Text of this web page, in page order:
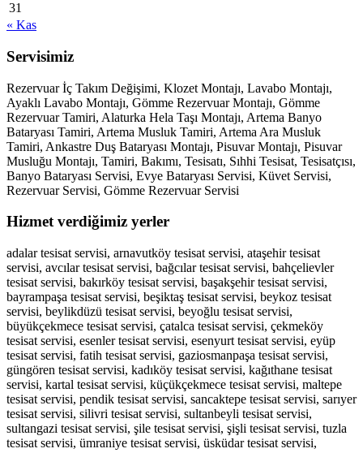
31
« Kas
Servisimiz
Rezervuar İç Takım Değişimi, Klozet Montajı, Lavabo Montajı,
Ayaklı Lavabo Montajı, Gömme Rezervuar Montajı, Gömme
Rezervuar Tamiri, Alaturka Hela Taşı Montajı, Artema Banyo
Bataryası Tamiri, Artema Musluk Tamiri, Artema Ara Musluk
Tamiri, Ankastre Duş Bataryası Montajı, Pisuvar Montajı, Pisuvar
Musluğu Montajı, Tamiri, Bakımı, Tesisatı, Sıhhi Tesisat, Tesisatçısı,
Banyo Bataryası Servisi, Evye Bataryası Servisi, Küvet Servisi,
Rezervuar Servisi, Gömme Rezervuar Servisi
Hizmet verdiğimiz yerler
adalar tesisat servisi, arnavutköy tesisat servisi, ataşehir tesisat
servisi, avcılar tesisat servisi, bağcılar tesisat servisi, bahçelievler
tesisat servisi, bakırköy tesisat servisi, başakşehir tesisat servisi,
bayrampaşa tesisat servisi, beşiktaş tesisat servisi, beykoz tesisat
servisi, beylikdüzü tesisat servisi, beyoğlu tesisat servisi,
büyükçekmece tesisat servisi, çatalca tesisat servisi, çekmeköy
tesisat servisi, esenler tesisat servisi, esenyurt tesisat servisi, eyüp
tesisat servisi, fatih tesisat servisi, gaziosmanpaşa tesisat servisi,
güngören tesisat servisi, kadıköy tesisat servisi, kağıthane tesisat
servisi, kartal tesisat servisi, küçükçekmece tesisat servisi, maltepe
tesisat servisi, pendik tesisat servisi, sancaktepe tesisat servisi, sarıyer
tesisat servisi, silivri tesisat servisi, sultanbeyli tesisat servisi,
sultangazi tesisat servisi, şile tesisat servisi, şişli tesisat servisi, tuzla
tesisat servisi, ümraniye tesisat servisi, üsküdar tesisat servisi,